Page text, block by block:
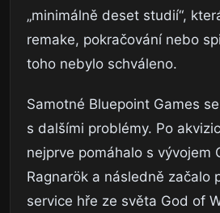
„minimálně deset studií“,
remake, pokračování nebo
toho nebylo schváleno.
Samotné Bluepoint Games
s dalšími problémy. Po
nejprve pomáhalo s vývojem
Ragnarök a následně začalo
service hře ze světa God of